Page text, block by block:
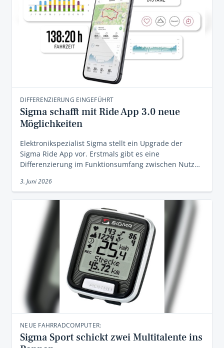
DIFFERENZIERUNG EINGEFÜHRT
Sigma schafft mit Ride App 3.0 neue
Möglichkeiten
Elektronikspezialist Sigma stellt ein Upgrade der
Sigma Ride App vor. Erstmals gibt es eine
Differenzierung im Funktionsumfang zwischen Nutz…
3. Juni 2026
NEUE FAHRRADCOMPUTER:
Sigma Sport schickt zwei Multitalente ins